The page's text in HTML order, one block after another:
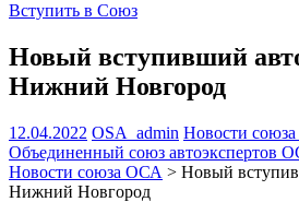
Вступить в Союз
Новый вступивший
Нижний Новгород
12.04.2022 OSA_admin Новости
Объединенный союз автоэкспертов
Новости союза ОСА > Новый
Нижний Новгород